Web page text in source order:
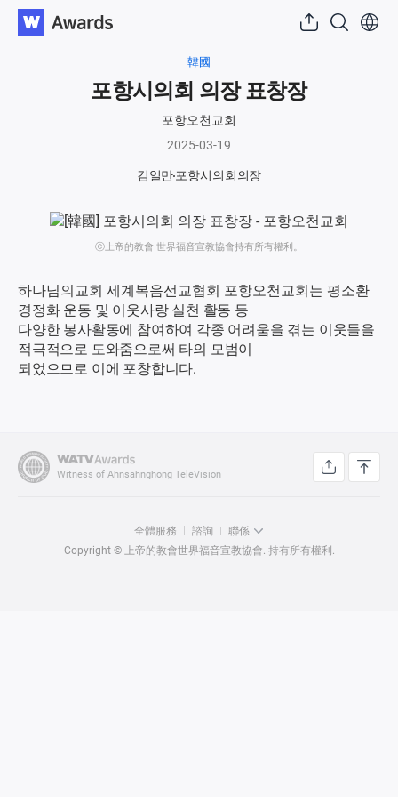
韓國
포항시의회 의장 표창장
포항오천교회
2025-03-19
김일만 포항시의회의장
ⓒ上帝的教會 世界福音宣教協會持有所有權利。
하나님의교회 세계복음선교협회 포항오천교회는 평소환
경정화 운동 및 이웃사랑 실천 활동 등
다양한 봉사활동에 참여하여 각종 어려움을 겪는 이웃들을
적극적으로 도와줌으로써 타의 모범이
되었으므로 이에 포창합니다.
Witness of Ahnsahnghong TeleVision
全體服務 諮詢
聯係
Copyright © 上帝的教會世界福音宣教協會. 持有所有權利.